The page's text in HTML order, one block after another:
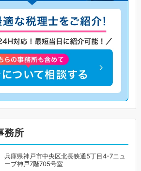
務所
兵庫県神戸市中央区北長狭通5丁目4-7ニュ
ーブ神戸7階705号室